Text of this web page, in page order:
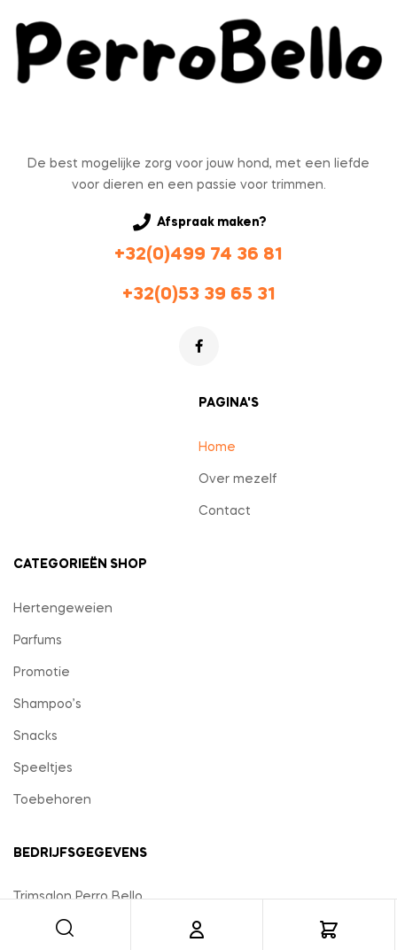
De best mogelijke zorg voor jouw hond, met een liefde
voor dieren en een passie voor trimmen.
Afspraak maken?
+32(0)499 74 36 81
+32(0)53 39 65 31
PAGINA'S
Home
Over mezelf
Contact
CATEGORIEËN SHOP
Hertengeweien
Parfums
Promotie
Shampoo’s
Snacks
Speeltjes
Toebehoren
BEDRIJFSGEGEVENS
Trimsalon Perro Bello
Steenstraat 75
9340 Lede